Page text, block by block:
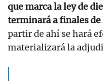
que marca la ley de
terminará a finales
partir de ahí se hará
materializará la